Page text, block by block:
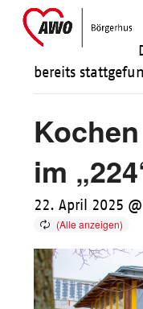
SkipOpen
mobile
Close
mobile
bereits
im
22. April 2025